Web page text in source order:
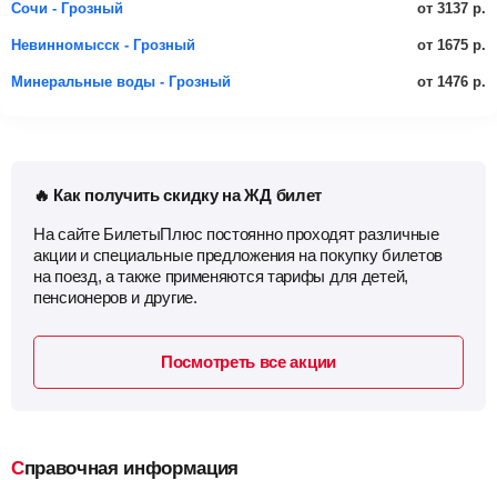
Сочи - Грозный от 3137 р.
Невинномысск - Грозный от 1675 р.
Минеральные воды - Грозный от 1476 р.
🔥 Как получить скидку на ЖД билет
На сайте БилетыПлюс постоянно проходят различные
акции и специальные предложения на покупку билетов
на поезд, а также применяются тарифы для детей,
пенсионеров и другие.
Посмотреть все акции
Справочная информация